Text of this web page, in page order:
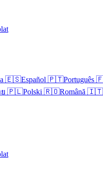
🇪🇸Español 🇵🇹Português
🇵🇱Polski 🇷🇴Română 🇮🇹